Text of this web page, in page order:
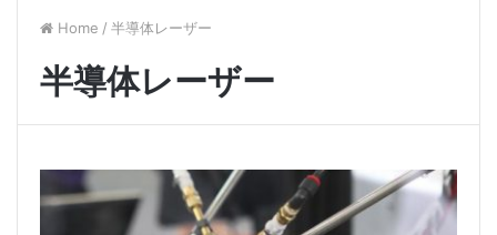
Home / 半導体レーザー
半導体レーザー